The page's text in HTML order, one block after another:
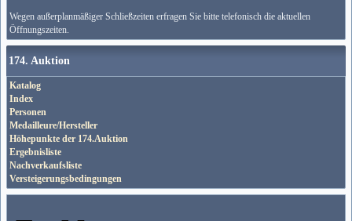
Wegen außerplanmäßiger Schließzeiten erfragen Sie bitte telefonisch die aktuellen
Öffnungszeiten.
174. Auktion
Katalog
Index
Personen
Medailleure/Hersteller
Höhepunkte der 174.Auktion
Ergebnisliste
Nachverkaufsliste
Versteigerungsbedingungen